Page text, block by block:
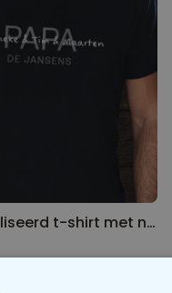
Gepersonaliseerd t-shirt met naam